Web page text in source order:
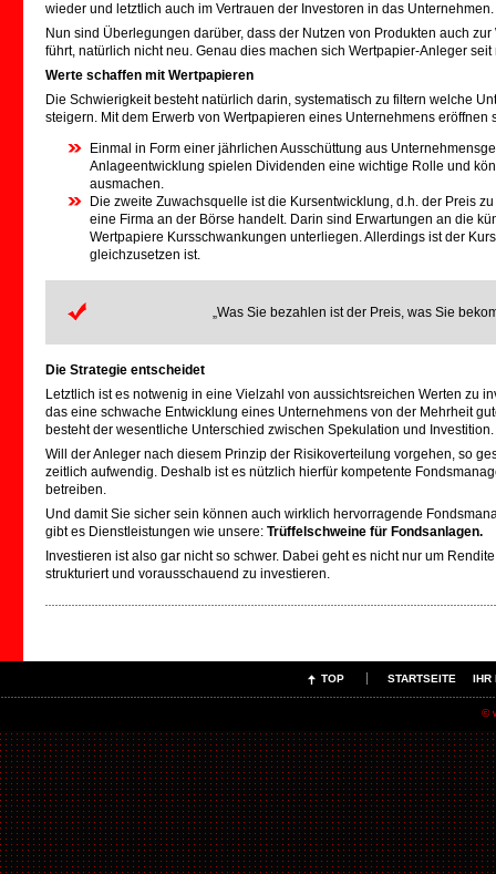
wieder und letztlich auch im Vertrauen der Investoren in das Unternehmen.
Nun sind Überlegungen darüber, dass der Nutzen von Produkten auch
führt, natürlich nicht neu. Genau dies machen sich Wertpapier-Anleger
Werte schaffen mit Wertpapieren
Die Schwierigkeit besteht natürlich darin, systematisch zu filtern welche
steigern. Mit dem Erwerb von Wertpapieren eines Unternehmens
Einmal in Form einer jährlichen Ausschüttung aus
Anlageentwicklung spielen Dividenden eine wichtige Rolle und
ausmachen.
Die zweite Zuwachsquelle ist die Kursentwicklung, d.h. der Preis
eine Firma an der Börse handelt. Darin sind Erwartungen an die
Wertpapiere Kursschwankungen unterliegen. Allerdings ist der
gleichzusetzen ist.
„Was Sie bezahlen ist der Preis, was Sie
Die Strategie entscheidet
Letztlich ist es notwenig in eine Vielzahl von aussichtsreichen Werten zu
das eine schwache Entwicklung eines Unternehmens von der Mehrheit
besteht der wesentliche Unterschied zwischen Spekulation und Investition.
Will der Anleger nach diesem Prinzip der Risikoverteilung vorgehen, so
zeitlich aufwendig. Deshalb ist es nützlich hierfür kompetente
betreiben.
Und damit Sie sicher sein können auch wirklich hervorragende
gibt es Dienstleistungen wie unsere: Trüffelschweine für Fondsanlagen.
Investieren ist also gar nicht so schwer. Dabei geht es nicht nur um
strukturiert und vorausschauend zu investieren.
TOP STARTSEITE IHR
©